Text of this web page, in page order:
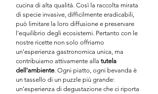
cucina di alta qualità. Così la raccolta mirata
di specie invasive, difficilmente eradicabili,
può limitare la loro diffusione e preservare
l'equilibrio degli ecosistemi. Pertanto con le
nostre ricette non solo offriamo
un'esperienza gastronomica unica, ma
contribuiamo attivamente alla tutela
dell'ambiente. Ogni piatto, ogni bevanda è
un tassello di un puzzle più grande:
un’esperienza di degustazione che ci riporta